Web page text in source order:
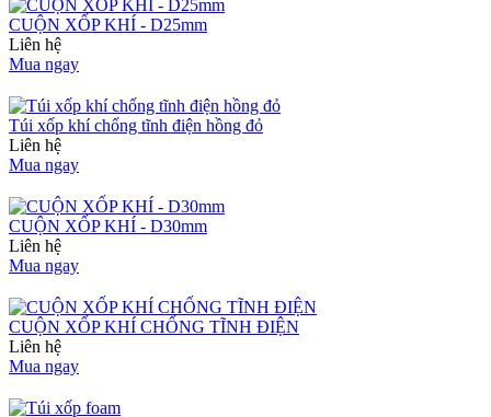
CUỘN XỐP KHÍ - D25mm
Liên hệ
Mua ngay
Túi xốp khí chống tĩnh điện hồng đỏ
Liên hệ
Mua ngay
CUỘN XỐP KHÍ - D30mm
Liên hệ
Mua ngay
CUỘN XỐP KHÍ CHỐNG TĨNH ĐIỆN
Liên hệ
Mua ngay